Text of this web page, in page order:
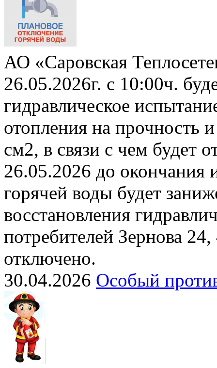
АО «Саровская
26.05.2026г. с 10:00ч.
гидравлическое
отопления на прочность
см2, в связи с чем будет
26.05.2026 до окончания
горячей воды будет
восстановления
потребителей Зернова
отключено.
30.04.2026 Особый